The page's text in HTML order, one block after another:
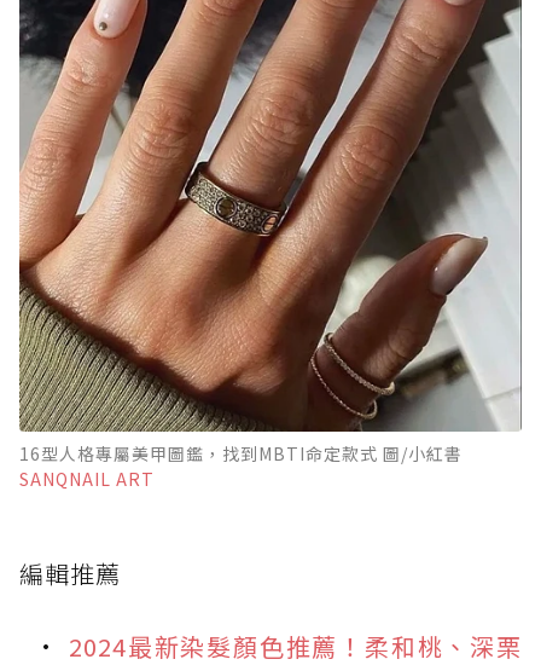
16型人格專屬美甲圖鑑，找到MBTI命定款式 圖/小紅書
SANQNAIL ART
編輯推薦
2024最新染髮顏色推薦！柔和桃、深栗